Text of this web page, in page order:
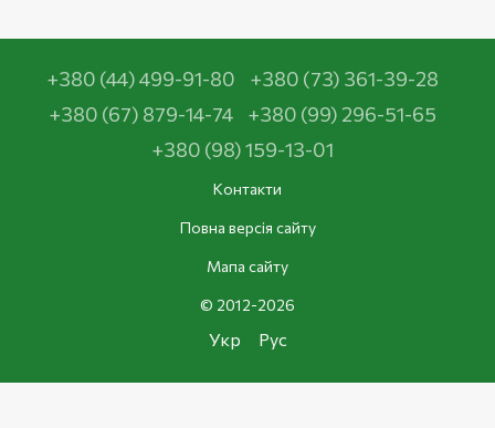
+380 (44) 499-91-80
+380 (73) 361-39-28
+380 (67) 879-14-74
+380 (99) 296-51-65
+380 (98) 159-13-01
Контакти
Повна версія сайту
Мапа сайту
© 2012-2026
Укр Рус